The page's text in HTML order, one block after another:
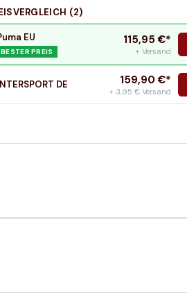
(2)
EU
BESTER PREIS
115,95 €*
+ Versand
DE 159,90 €*
+ 3,95 € Versand